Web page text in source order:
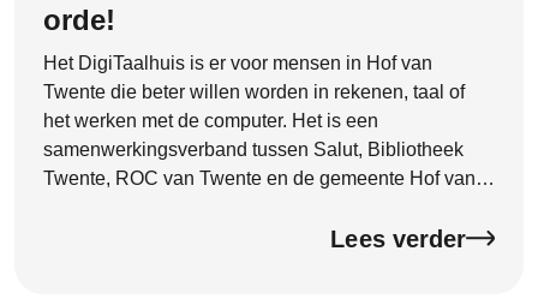
orde!
Het DigiTaalhuis is er voor mensen in Hof van
Twente die beter willen worden in rekenen, taal of
het werken met de computer. Het is een
samenwerkingsverband tussen Salut, Bibliotheek
Twente, ROC van Twente en de gemeente Hof van
officieel kwaliteitscertificaat ontvangen van de
Lees verder